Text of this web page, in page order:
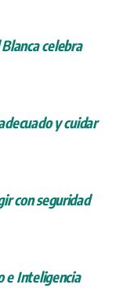
celebra
y cuidar
con seguridad
e Inteligencia